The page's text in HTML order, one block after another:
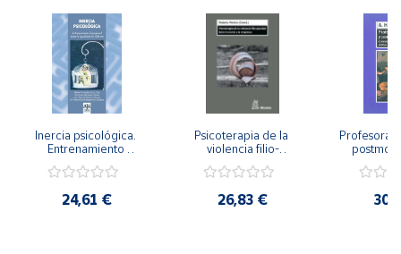
Inercia psicológica.
Entrenamiento
Igualdad de Género.
24,61 €
Psicoterapia de la
violencia filio-
secreto y la
26,83 €